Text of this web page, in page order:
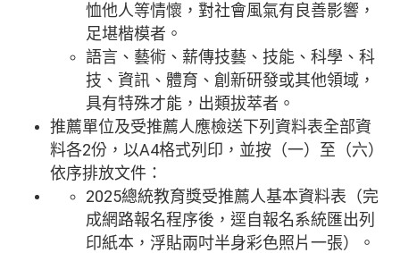
恤他人等情懷，對社會風氣有良善影響，
足堪楷模者。
語言、藝術、薪傳技藝、技能、科學、科
技、資訊、體育、創新研發或其他領域，
具有特殊才能，出類拔萃者。
推薦單位及受推薦人應檢送下列資料表全部資
料各2份，以A4格式列印，並按（一）至（六）
依序排放文件：
2025總統教育獎受推薦人基本資料表（完
成網路報名程序後，逕自報名系統匯出列
印紙本，浮貼兩吋半身彩色照片一張）。